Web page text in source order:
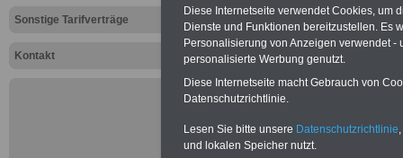
Sonstige Tarifverträge
Kontakt
Abschnitt II
§ 6
§ 7
§ 8 Ausgleich
Diese Internetseite verwendet Cookies, um
Dienste und Funktionen bereitzustellen. Es
Personalisierung von Anzeigen verwendet
personalisierte Werbung genutzt.
Diese Internetseite macht Gebrauch von
Datenschutzrichtlinie.
Lesen Sie bitte unsere Datenschutzrichtlinie
und lokalen Speicher nutzt.